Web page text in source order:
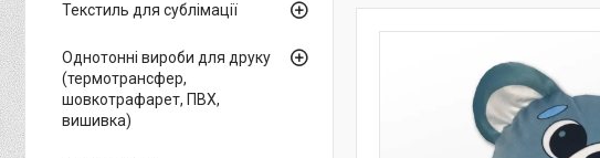
Текстиль для сублімації
Однотонні вироби для друку
(термотрансфер,
шовкотрафарет, ПВХ,
вишивка)